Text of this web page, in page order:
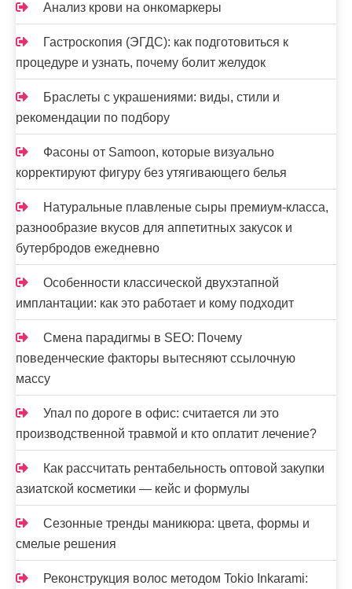
Анализ крови на онкомаркеры
Гастроскопия (ЭГДС): как подготовиться к
процедуре и узнать, почему болит желудок
Браслеты с украшениями: виды, стили и
рекомендации по подбору
Фасоны от Samoon, которые визуально
корректируют фигуру без утягивающего белья
Натуральные плавленые сыры премиум-класса,
разнообразие вкусов для аппетитных закусок и
бутербродов ежедневно
Особенности классической двухэтапной
имплантации: как это работает и кому подходит
Смена парадигмы в SEO: Почему
поведенческие факторы вытесняют ссылочную
массу
Упал по дороге в офис: считается ли это
производственной травмой и кто оплатит лечение?
Как рассчитать рентабельность оптовой закупки
азиатской косметики — кейс и формулы
Сезонные тренды маникюра: цвета, формы и
смелые решения
Реконструкция волос методом Tokio Inkarami: